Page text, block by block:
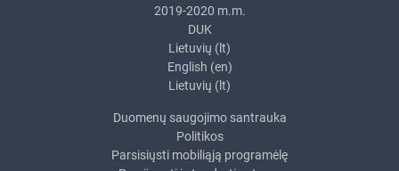
2019-2020 m.m.
DUK
Lietuvių ‎(lt)‎
English ‎(en)‎
Lietuvių ‎(lt)‎
Duomenų saugojimo santrauka
Politikos
Parsisiųsti mobiliąją programėlę